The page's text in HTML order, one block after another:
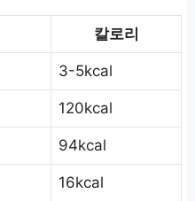
칼로리
3-5kcal
120kcal
94kcal
16kcal